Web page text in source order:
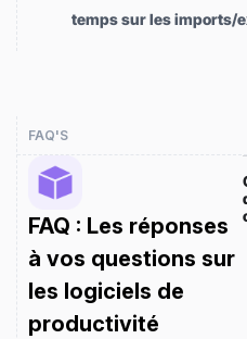
temps sur les imports/
FAQ'S
FAQ : Les réponses
à vos questions sur
les logiciels de
productivité